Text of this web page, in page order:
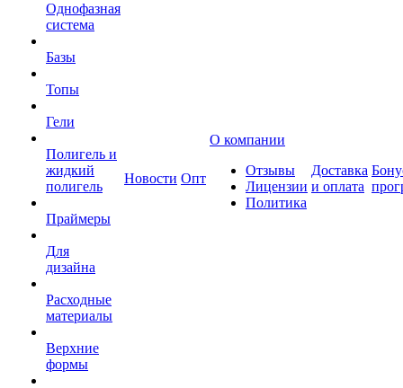
Однофазная
система
Базы
Топы
Гели
Полигель и
жидкий
полигель
Праймеры
Для
дизайна
Расходные
материалы
Верхние
формы
Новости Опт
О компании
Отзывы
Лицензии
Политика
Доставка
и оплата